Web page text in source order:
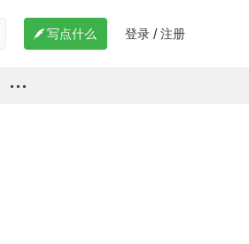
 写点什么 登录 / 注册